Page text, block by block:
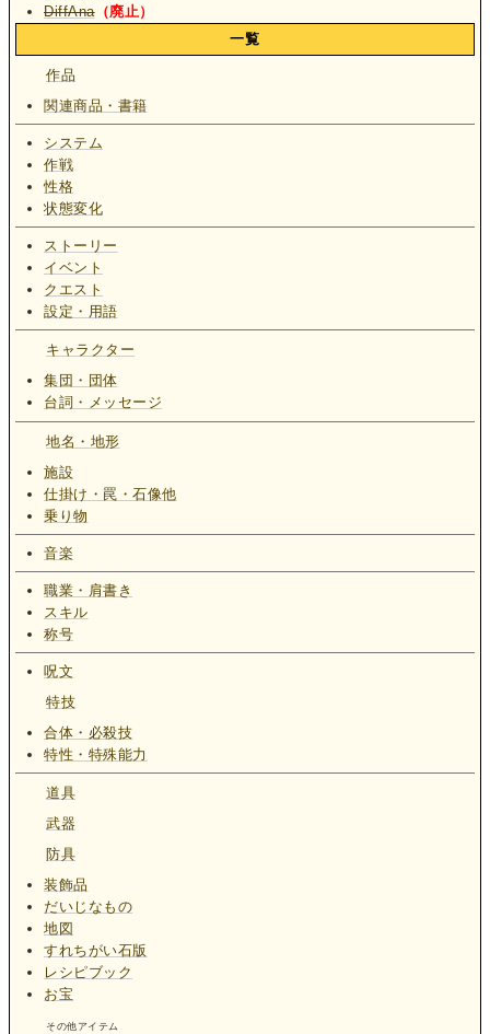
DiffAna（廃止）
一覧
作品
関連商品・書籍
システム
作戦
性格
状態変化
ストーリー
イベント
クエスト
設定・用語
キャラクター
集団・団体
台詞・メッセージ
地名・地形
施設
仕掛け・罠・石像他
乗り物
音楽
職業・肩書き
スキル
称号
呪文
特技
合体・必殺技
特性・特殊能力
道具
武器
防具
装飾品
だいじなもの
地図
すれちがい石版
レシピブック
お宝
その他アイテム